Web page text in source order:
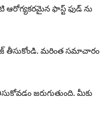
ఆరోగ్యకరమైన ఫాస్ట్ ఫుడ్ ను
తీసుకోండి. మరింత సమాచారం
జరుగుతుంది. మీకు